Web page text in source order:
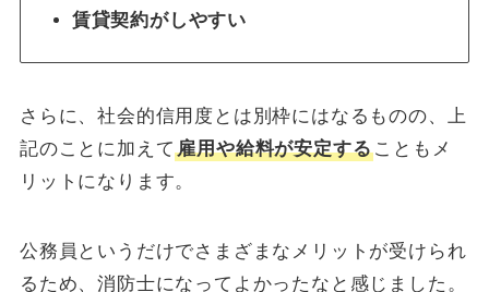
賃貸契約がしやすい
さらに、社会的信用度とは別枠にはなるものの、上
記のことに加えて雇用や給料が安定することもメ
リットになります。
公務員というだけでさまざまなメリットが受けられ
るため、消防士になってよかったなと感じました。